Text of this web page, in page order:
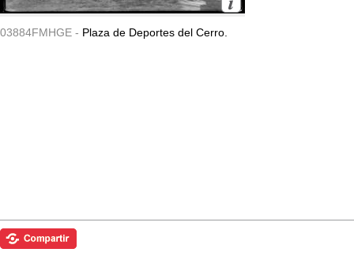
03884FMHGE - Plaza de Deportes del Cerro.